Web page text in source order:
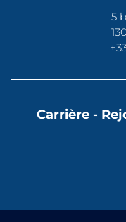
5
Carrière -